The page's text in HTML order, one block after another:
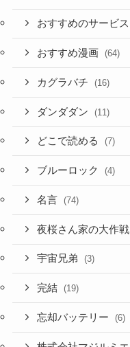
おすすめのサービス
おすすめ漫画 (64)
カグラバチ (16)
ダンダダン (11)
どこで読める (7)
ブルーロック (4)
名言 (74)
夜桜さん家の大作戦
宇宙兄弟 (3)
完結 (19)
忘却バッテリー (6)